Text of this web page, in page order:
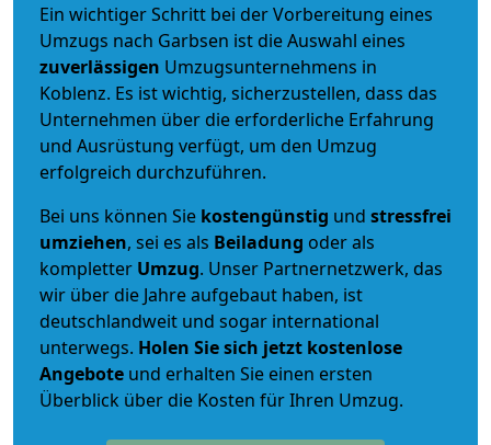
Ein wichtiger Schritt bei der Vorbereitung eines
Umzugs nach Garbsen ist die Auswahl eines
zuverlässigen Umzugsunternehmens in
Koblenz. Es ist wichtig, sicherzustellen, dass das
Unternehmen über die erforderliche Erfahrung
und Ausrüstung verfügt, um den Umzug
erfolgreich durchzuführen.
Bei uns können Sie kostengünstig und stressfrei
umziehen, sei es als Beiladung oder als
kompletter Umzug. Unser Partnernetzwerk, das
wir über die Jahre aufgebaut haben, ist
deutschlandweit und sogar international
unterwegs. Holen Sie sich jetzt kostenlose
Angebote und erhalten Sie einen ersten
Überblick über die Kosten für Ihren Umzug.